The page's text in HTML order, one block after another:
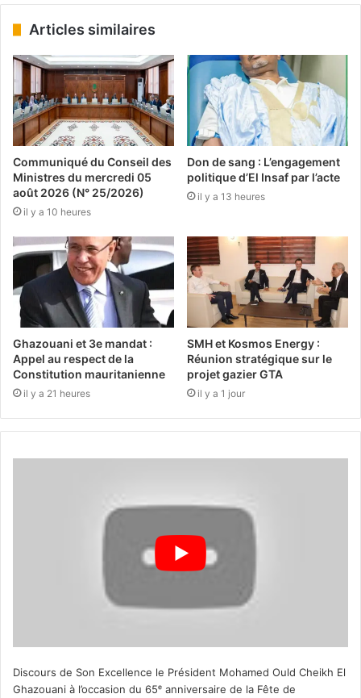
Articles similaires
Communiqué du Conseil des
Ministres du mercredi 05
août 2026 (N° 25/2026)
il y a 10 heures
Don de sang : L’engagement
politique d’El Insaf par l’acte
il y a 13 heures
Ghazouani et 3e mandat :
Appel au respect de la
Constitution mauritanienne
il y a 21 heures
SMH et Kosmos Energy :
Réunion stratégique sur le
projet gazier GTA
il y a 1 jour
Discours de Son Excellence le Président Mohamed Ould Cheikh El
Ghazouani à l’occasion du 65ᵉ anniversaire de la Fête de